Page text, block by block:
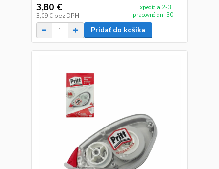
3,80 €
3,09 € bez DPH
Expedícia 2-3
pracovné dni 30
Pridať do košíka